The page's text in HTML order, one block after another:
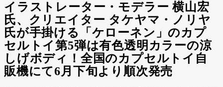
イラストレーター・モデラー 横山宏
氏、クリエイター タケヤマ・ノリヤ
氏が手掛ける「ケローネン」のカプ
セルトイ第5弾は有色透明カラーの涼
しげボディ！全国のカプセルトイ自
販機にて6月下旬より順次発売